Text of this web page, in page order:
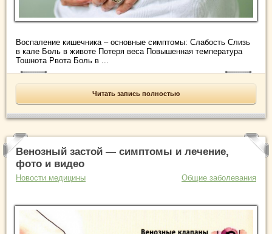
Воспаление кишечника – основные симптомы: Слабость Слизь
в кале Боль в животе Потеря веса Повышенная температура
Тошнота Рвота Боль в ...
Читать запись полностью
Венозный застой — симптомы и лечение,
фото и видео
Новости медицины Общие заболевания